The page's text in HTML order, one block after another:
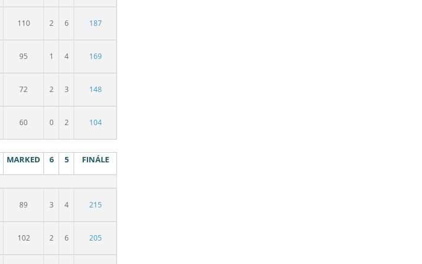
110 2 6 187
95 1 4 169
72 2 3 148
60 0 2 104
MARKED 6 5 FINÁLE
89 3 4 215
102 2 6 205